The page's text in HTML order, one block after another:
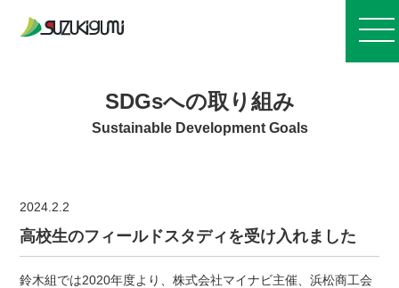
お知らせ
事業紹介
施工実績
SDGsへの取り組み
Sustainable Development Goals
2024.2.2
高校生のフィールドスタディを受け入れました
鈴木組では2020年度より、株式会社マイナビ主催、浜松商工会